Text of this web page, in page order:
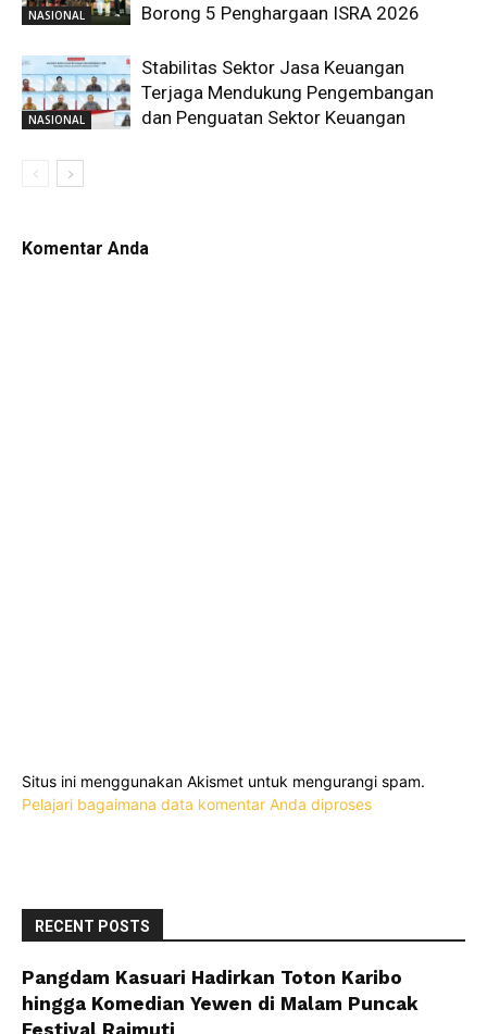
NASIONAL
Borong 5 Penghargaan ISRA 2026
NASIONAL
Stabilitas Sektor Jasa Keuangan
Terjaga Mendukung Pengembangan
dan Penguatan Sektor Keuangan
Komentar Anda
Situs ini menggunakan Akismet untuk mengurangi spam.
Pelajari bagaimana data komentar Anda diproses
RECENT POSTS
Pangdam Kasuari Hadirkan Toton Karibo
hingga Komedian Yewen di Malam Puncak
Festival Raimuti